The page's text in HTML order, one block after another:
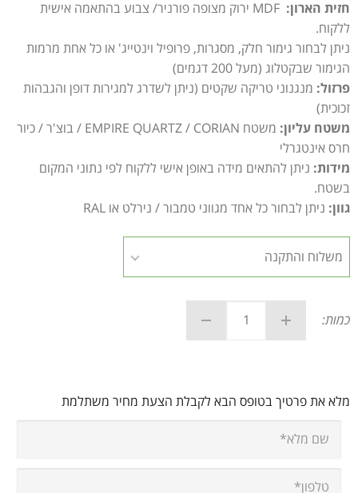
חזית הארון:
MDF ירוק מצופה פורניר/ צבוע בהתאמה אישית
ללקוח.
ניתן לבחור גימור חלק, מסגרות, פרופיל וינטייג' או כל אחת מרמות
הגימור שבקטלוג (מעל 200 דגמים)
פרזול: מנגנוני טריקה שקטים (ניתן לשדרג למגירות דופן והגבהות
זכוכית)
משטח עליון:
משטח EMPIRE QUARTZ / CORIAN / בוצ'ר / כיור
חרס אינטגרלי
מידות: ניתן להתאים מידה באופן אישי ללקוח לפי נתוני המקום
בשטח.
גוון: ניתן לבחור כל אחד מגווני טמבור / נירלט או RAL
כמות:
מלא את פרטיך בטופס הבא לקבלת הצעת מחיר משתלמת